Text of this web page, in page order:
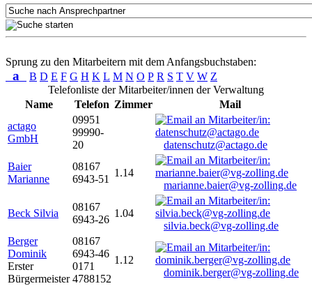
Sprung zu den Mitarbeitern mit dem Anfangsbuchstaben:
a B D E F G H K L M N O P R S T V W Z
Telefonliste der Mitarbeiter/innen der Verwaltung
Name
Telefon Zimmer
Mail
actago
GmbH
09951
99990-
20
datenschutz@actago.de
Baier
Marianne
08167
6943-51
1.14
marianne.baier@vg-zolling.de
Beck Silvia
08167
6943-26
1.04
silvia.beck@vg-zolling.de
Berger
Dominik
Erster
Bürgermeister
08167
6943-46
0171
4788152
1.12
dominik.berger@vg-zolling.de